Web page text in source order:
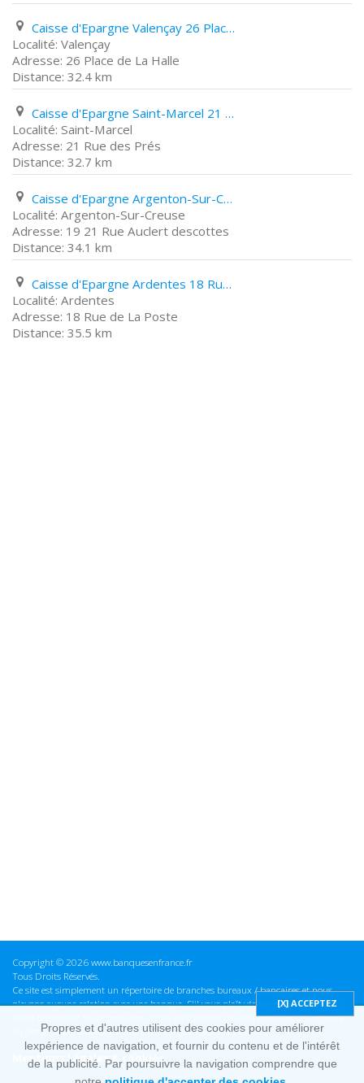
Caisse d'Epargne Valençay 26 Place de La Halle
Valençay
26 Place de La Halle
32.4 km
Caisse d'Epargne Saint-Marcel 21 Rue des Prés
Saint-Marcel
21 Rue des Prés
32.7 km
Caisse d'Epargne Argenton-Sur-Creuse 19 21 Rue Auclert descottes
Argenton-Sur-Creuse
19 21 Rue Auclert descottes
34.1 km
Caisse d'Epargne Ardentes 18 Rue de La Poste
Ardentes
18 Rue de La Poste
35.5 km
Copyright © 2026 www.banquesenfrance.fr
Tous Droits Réservés.
Ce site est simplement un répertoire de branches bureaux / bancaires et nous
n'avons aucune relation avec une banque. S'il vous plaît vérifier ces informations
avant d'effectuer toute opération, nous ne sommes pas responsables des erreurs
ou des omissions dans les informations que nous fournissons.
Mentions Légales & cookies
Propres et d'autres utilisent des cookies pour améliorer
lexpérience de navigation, et fournir du contenu et de l'intérêt
de la publicité. Par poursuivre la navigation comprendre que